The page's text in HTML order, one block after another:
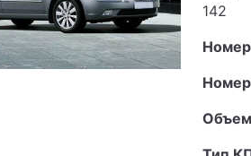
142
Номер
Объем